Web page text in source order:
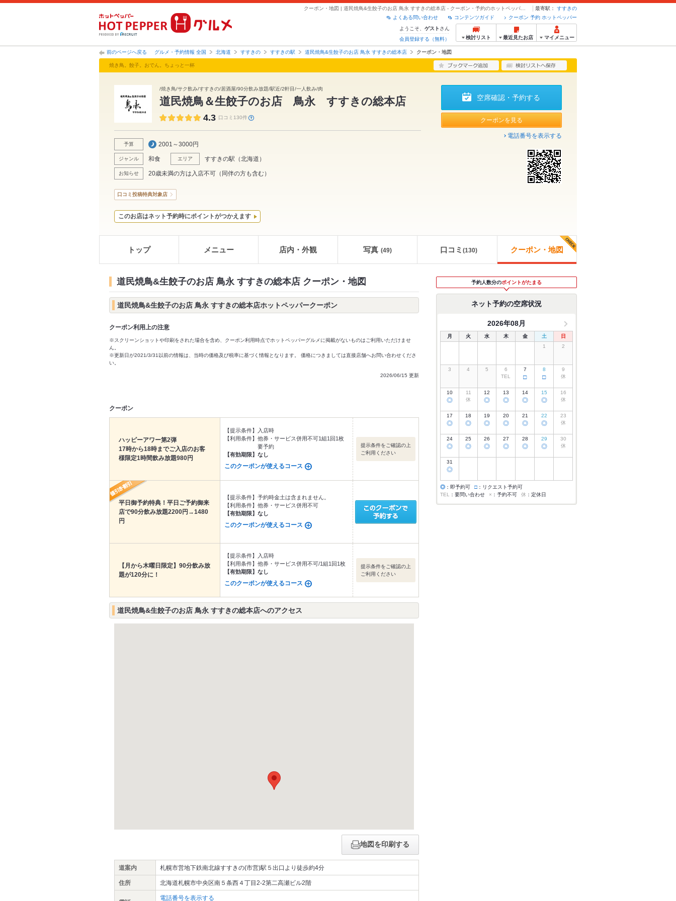
最寄駅：
すすきの
クーポン 予約 ホットペッパー
コンテンツガイド
よくある問い合わせ
ようこそ、 ゲスト さん
会員登録する（無料）
検討リスト 最近見たお店 マイメニュー
前のページへ戻る グルメ・予約情報 全国 北海道 すすきの すすきの駅 道民焼鳥&生餃子のお店 鳥永 すすきの総本店 クーポン・地図
焼き鳥。餃子。おでん。ちょっと一杯
/焼き鳥/サク飲み/すすきの/居酒屋/90分飲み放題/駅近/2軒目/一人飲み/肉
道民焼鳥＆生餃子のお店 鳥永 すすきの総本店
4.3 口コミ130件
予算 2001～3000円
ジャンル 和食 エリア すすきの駅 （北海道 ）
お知らせ 20歳未満の方は入店不可（同伴の方も含む）
空席確認・予約する
クーポンを見る
電話番号を表示する
口コミ投稿特典対象店
このお店はネット予約時にポイントがつかえます
トップ メニュー 店内・外観 写真 (49) 口コミ (130) クーポン・地図
道民焼鳥&生餃子のお店 鳥永 すすきの総本店 クーポン・地図
道民焼鳥&生餃子のお店 鳥永 すすきの総本店ホットペッパークーポン
クーポン利用上の注意
※スクリーンショットや印刷をされた場合を含め、クーポン利用時点でホットペッパーグルメに掲載がないものはご利用いただけませ
ん。
※更新日が2021/3/31以前の情報は、当時の価格及び税率に基づく情報となります。 価格につきましては直接店舗へお問い合わせくださ
い。
2026/06/15 更新
クーポン
ハッピーアワー第2弾
17時から18時までご入店のお客
様限定1時間飲み放題980円
【提示条件】
入店時
【利用条件】 他券・サービス併用不可1組1回1枚
要予約
【有効期限】 なし
このクーポンが使えるコース
提示条件をご確認の上
ご利用ください
平日御予約特典！平日ご予約御来
店で90分飲み放題2200円→1480
円
【提示条件】 予約時金土は含まれません。
【利用条件】 他券・サービス併用不可
【有効期限】 なし
このクーポンが使えるコース
【月から木曜日限定】90分飲み放
題が120分に！
【提示条件】
入店時
【利用条件】 他券・サービス併用不可/1組1回1枚
【有効期限】 なし
このクーポンが使えるコース
提示条件をご確認の上
ご利用ください
道民焼鳥&生餃子のお店 鳥永 すすきの総本店へのアクセス
地図を印刷する
道案内 札幌市営地下鉄南北線すすきの(市営)駅５出口より徒歩約4分
住所 北海道札幌市中央区南５条西４丁目2-2第二高瀬ビル2階
電話番号を表示する
予約人数分のポイントがたまる
ネット予約の空席状況
2026年08月
月 火 水 木 金 土
日
1
2
3 4 5
6
TEL
7
□
8
□
9
休
10
◎
11
休
12
◎
13
◎
14
◎
15
◎
16
休
17
◎
18
◎
19
◎
20
◎
21
◎
22
◎
23
休
24
◎
25
◎
26
◎
27
◎
28
◎
29
◎
30
休
31
◎
◎ ：即予約可 □ ：リクエスト予約可
TEL
：要問い合わせ × ：予約不可 休 ：定休日